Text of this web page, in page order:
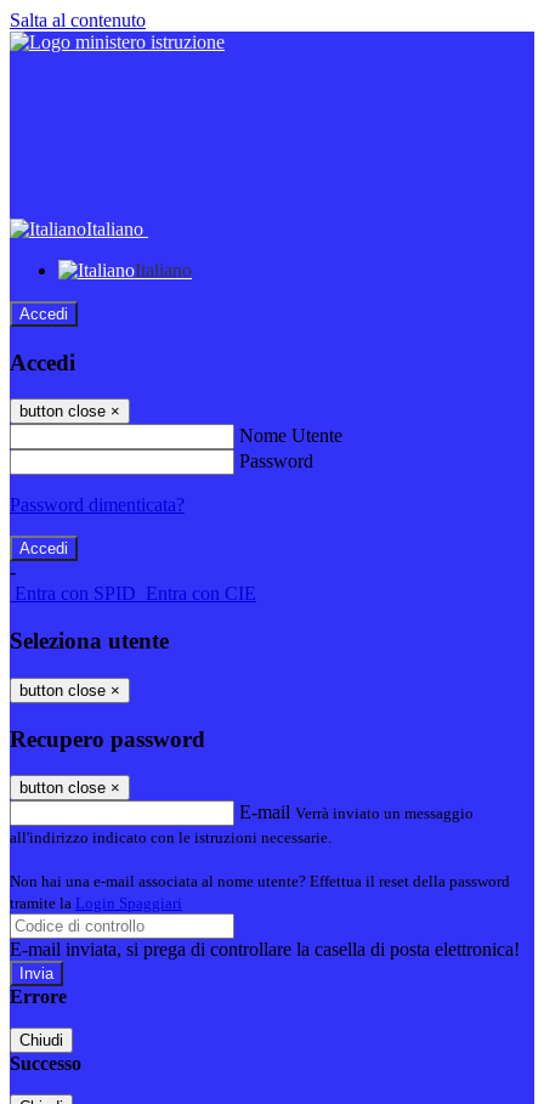
Salta al contenuto
Italiano
Italiano
Accedi
Accedi
button close ×
Nome Utente
Password
Password dimenticata?
-
Entra con SPID Entra con CIE
Seleziona utente
button close ×
Recupero password
button close ×
E-mail Verrà inviato un messaggio
all'indirizzo indicato con le istruzioni necessarie.
Non hai una e-mail associata al nome utente? Effettua il reset della password
tramite la Login Spaggiari
E-mail inviata, si prega di controllare la casella di posta elettronica!
Errore
Chiudi
Successo